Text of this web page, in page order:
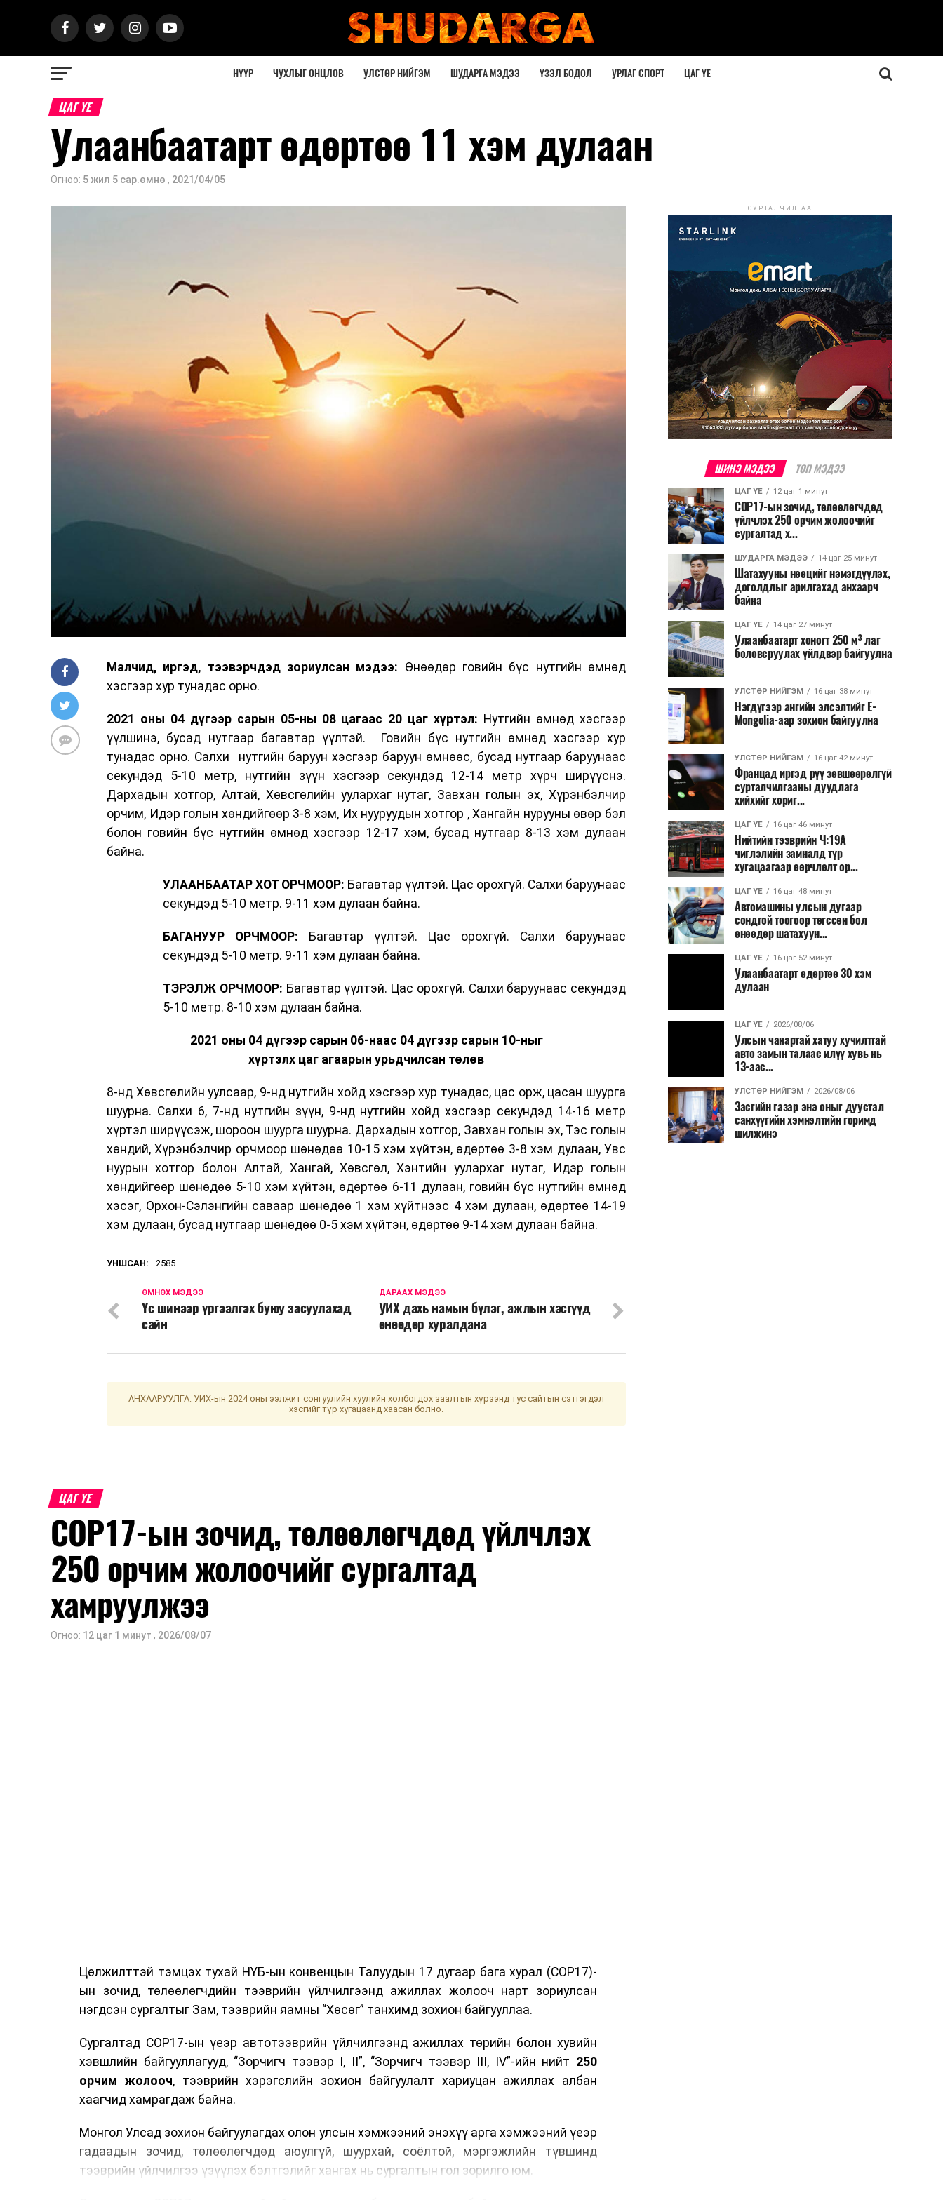
НҮҮР ЧУХЛЫГ ОНЦЛОВ УЛСТӨР НИЙГЭМ ШУДАРГА МЭДЭЭ ҮЗЭЛ БОДОЛ УРЛАГ СПОРТ ЦАГ ҮЕ
ЦАГ ҮЕ
Улаанбаатарт өдөртөө 11 хэм дулаан
Огноо: 5 жил 5 сар.өмнө , 2021/04/05
Малч­ид, иргэд, тээвэрчдэд зориулсан мэдээ: Өнөөдөр говийн бүс нутгийн өмнөд
хэсгээр хур тунадас орно.
2021 оны 04 дүгээр сарын 05-ны 08 цагаас 20 цаг хүртэл: Нутгийн өмнөд хэсгээр
үүлшинэ, бусад нутгаар багавтар үүлтэй. Говийн бүс нутгийн өмнөд хэсгээр хур
тунадас орно. Салхи нутгийн баруун хэсгээр баруун өмнөөс, бусад нутгаар баруунаас
секундэд 5-10 метр, нутгийн зүүн хэсгээр секундэд 12-14 метр хүрч ширүүснэ.
Дархадын хотгор, Алтай, Хөвсгөлийн уулархаг нутаг, Завхан голын эх, Хүрэнбэлчир
орчим, Идэр голын хөндийгөөр 3-8 хэм, Их нууруудын хотгор , Хангайн нурууны өвөр бэл
болон говийн бүс нутгийн өмнөд хэсгээр 12-17 хэм, бусад нутгаар 8-13 хэм дулаан
байна.
УЛААНБААТАР ХОТ ОРЧМООР: Багавтар үүлтэй. Цас орохгүй. Салхи баруунаас
секундэд 5-10 метр. 9-11 хэм дулаан байна.
БАГАНУУР ОРЧМООР: Багавтар үүлтэй. Цас орохгүй. Салхи баруунаас
секундэд 5-10 метр. 9-11 хэм дулаан байна.
ТЭРЭЛЖ ОРЧМООР: Багавтар үүлтэй. Цас орохгүй. Салхи баруунаас секундэд
5-10 метр. 8-10 хэм дулаан байна.
2021 оны 04 дүгээр сарын 06-наас 04 дүгээр сарын 10-ныг
хүртэлх цаг агаарын урьдчилсан төлөв
8-нд Хөвсгөлийн уулсаар, 9-нд нутгийн хойд хэсгээр хур тунадас, цас орж, цасан шуурга
шуурна. Салхи 6, 7-нд нутгийн зүүн, 9-нд нутгийн хойд хэсгээр секундэд 14-16 метр
хүртэл ширүүсэж, шороон шуурга шуурна. Дархадын хотгор, Завхан голын эх, Тэс голын
хөндий, Хүрэнбэлчир орчмоор шөнөдөө 10-15 хэм хүйтэн, өдөртөө 3-8 хэм дулаан, Увс
нуурын хотгор болон Алтай, Хангай, Хөвсгөл, Хэнтийн уулархаг нутаг, Идэр голын
хөндийгөөр шөнөдөө 5-10 хэм хүйтэн, өдөртөө 6-11 дулаан, говийн бүс нутгийн өмнөд
хэсэг, Орхон-Сэлэнгийн саваар шөнөдөө 1 хэм хүйтнээс 4 хэм дулаан, өдөртөө 14-19
хэм дулаан, бусад нутгаар шөнөдөө 0-5 хэм хүйтэн, өдөртөө 9-14 хэм дулаан байна.
УНШСАН: 2585
ДАРААХ МЭДЭЭ
УИХ дахь намын бүлэг, ажлын хэсгүүд
өнөөдөр хуралдана
ӨМНӨХ МЭДЭЭ
Үс шинээр үргээлгэх буюу засуулахад
сайн
АНХААРУУЛГА: УИХ-ын 2024 оны ээлжит сонгуулийн хуулийн холбогдох заалтын хүрээнд тус сайтын сэтгэгдэл
хэсгийг түр хугацаанд хаасан болно.
ЦАГ ҮЕ
COP17-ын зочид, төлөөлөгчдөд үйлчлэх
250 орчим жолоочийг сургалтад
хамруулжээ
Огноо: 12 цаг 1 минут , 2026/08/07
Цөлжилттэй тэмцэх тухай НҮБ-ын конвенцын Талуудын 17 дугаар бага хурал (COP17)-
ын зочид, төлөөлөгчдийн тээврийн үйлчилгээнд ажиллах жолооч нарт зориулсан
нэгдсэн сургалтыг Зам, тээврийн яамны “Хөсөг” танхимд зохион байгууллаа.
Сургалтад COP17-ын үеэр автотээврийн үйлчилгээнд ажиллах төрийн болон хувийн
хэвшлийн байгууллагууд, “Зорчигч тээвэр I, II”, “Зорчигч тээвэр III, IV”-ийн нийт 250
орчим жолооч, тээврийн хэрэгслийн зохион байгуулалт хариуцан ажиллах албан
хаагчид хамрагдаж байна.
Монгол Улсад зохион байгуулагдах олон улсын хэмжээний энэхүү арга хэмжээний үеэр
гадаадын зочид, төлөөлөгчдөд аюулгүй, шуурхай, соёлтой, мэргэжлийн түвшинд
тээврийн үйлчилгээ үзүүлэх бэлтгэлийг хангах нь сургалтын гол зорилго юм.
СУРТАЛЧИЛГАА
ШИНЭ МЭДЭЭ ТОП МЭДЭЭ
ЦАГ ҮЕ 12 цаг 1 минут
COP17-ын зочид, төлөөлөгчдөд
үйлчлэх 250 орчим жолоочийг
сургалтад х...
ШУДАРГА МЭДЭЭ 14 цаг 25 минут
Шатахууны нөөцийг нэмэгдүүлэх,
доголдлыг арилгахад анхаарч
байна
ЦАГ ҮЕ 14 цаг 27 минут
Улаанбаатарт хоногт 250 м³ лаг
боловсруулах үйлдвэр байгуулна
УЛСТӨР НИЙГЭМ 16 цаг 38 минут
Нэгдүгээр ангийн элсэлтийг E-
Mongolia-аар зохион байгуулна
УЛСТӨР НИЙГЭМ 16 цаг 42 минут
Францад иргэд рүү зөвшөөрөлгүй
сурталчилгааны дуудлага
хийхийг хориг...
ЦАГ ҮЕ 16 цаг 46 минут
Нийтийн тээврийн Ч:19А
чиглэлийн замналд түр
хугацаагаар өөрчлөлт ор...
ЦАГ ҮЕ 16 цаг 48 минут
Автомашины улсын дугаар
сондгой тоогоор төгссөн бол
өнөөдөр шатахуун...
ЦАГ ҮЕ 16 цаг 52 минут
Улаанбаатарт өдөртөө 30 хэм
дулаан
ЦАГ ҮЕ 2026/08/06
Улсын чанартай хатуу хучилттай
авто замын талаас илүү хувь нь
13-аас...
УЛСТӨР НИЙГЭМ 2026/08/06
Засгийн газар энэ оныг дуустал
санхүүгийн хэмнэлтийн горимд
шилжинэ